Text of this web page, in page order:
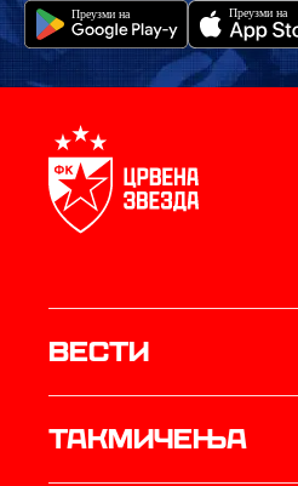
Вести
Такмичења